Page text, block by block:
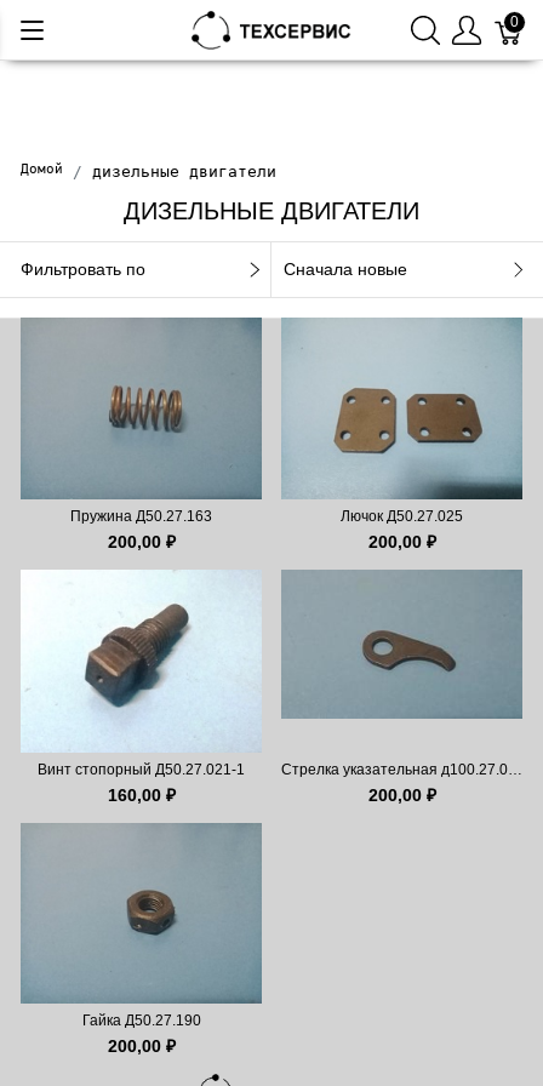
0
Домой дизельные двигатели
ДИЗЕЛЬНЫЕ ДВИГАТЕЛИ
Фильтровать по Сначала новые
Пружина Д50.27.163
200,00 ₽
Лючок Д50.27.025
200,00 ₽
Винт стопорный Д50.27.021-1
160,00 ₽
Стрелка указательная д100.27.021-1
200,00 ₽
Гайка Д50.27.190
200,00 ₽